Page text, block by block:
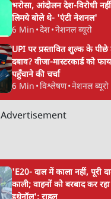
भरोसा, आंदोलन देश-विरोधी
लिमये बोले थे- 'एंटी नेशनल'
6 Min •देश•नेशनल ब्यूरो
UPI पर प्रस्तावित शुल्क के पीछे
दबाव? वीजा-मास्टरकार्ड को
पहुँचाने की चर्चा
6 Min •विश्लेषण•नेशनल ब्यूरो
Advertisement
'E20- दाल में काला नहीं, पूरी
काली; वाहनों को बरबाद कर